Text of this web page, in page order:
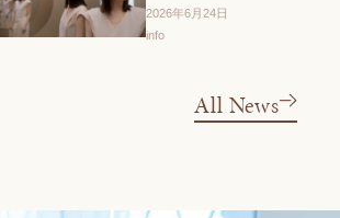
景子さん出演の新TVCM
日（土）より展開
2026年6月24日
info
All News